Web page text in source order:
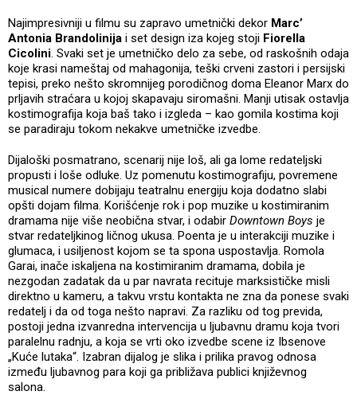
Najimpresivniji u filmu su zapravo umetnički dekor Marc’
Antonia Brandolinija i set design iza kojeg stoji Fiorella
Cicolini. Svaki set je umetničko delo za sebe, od raskošnih odaja
koje krasi nameštaj od mahagonija, teški crveni zastori i persijski
tepisi, preko nešto skromnijeg porodičnog doma Eleanor Marx do
prljavih straćara u kojoj skapavaju siromašni. Manji utisak ostavlja
kostimografija koja baš tako i izgleda – kao gomila kostima koji
se paradiraju tokom nekakve umetničke izvedbe.
Dijaloški posmatrano, scenarij nije loš, ali ga lome redateljski
propusti i loše odluke. Uz pomenutu kostimografiju, povremene
musical numere dobijaju teatralnu energiju koja dodatno slabi
opšti dojam filma. Korišćenje rok i pop muzike u kostimiranim
dramama nije više neobična stvar, i odabir Downtown Boys je
stvar redateljkinog ličnog ukusa. Poenta je u interakciji muzike i
glumaca, i usiljenost kojom se ta spona uspostavlja. Romola
Garai, inače iskaljena na kostimiranim dramama, dobila je
nezgodan zadatak da u par navrata recituje marksističke misli
direktno u kameru, a takvu vrstu kontakta ne zna da ponese svaki
redatelj i da od toga nešto napravi. Za razliku od tog previda,
postoji jedna izvanredna intervencija u ljubavnu dramu koja tvori
paralelnu radnju, a koja se vrti oko izvedbe scene iz Ibsenove
„Kuće lutaka“. Izabran dijalog je slika i prilika pravog odnosa
između ljubavnog para koji ga približava publici književnog
salona.